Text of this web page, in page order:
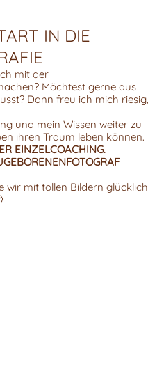
IN DIE
mit der
Möchtest gerne aus
Dann freu ich mich riesig,
und mein Wissen weiter zu
ihren Traum leben können.
EINZELCOACHING.
wir mit tollen Bildern glücklich